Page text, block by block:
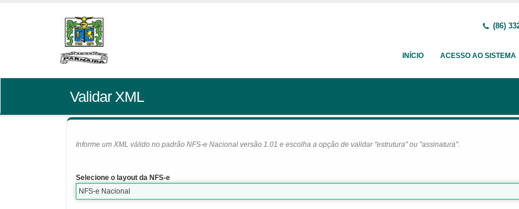
(86)
INÍCIO ACESSO AO SISTEMA
Validar XML
Informe um XML válido no padrão NFS-e Nacional versão 1.01 e escolha a opção de validar "estrutura" ou "assinatura".
Selecione o layout da NFS-e
NFS-e Nacional